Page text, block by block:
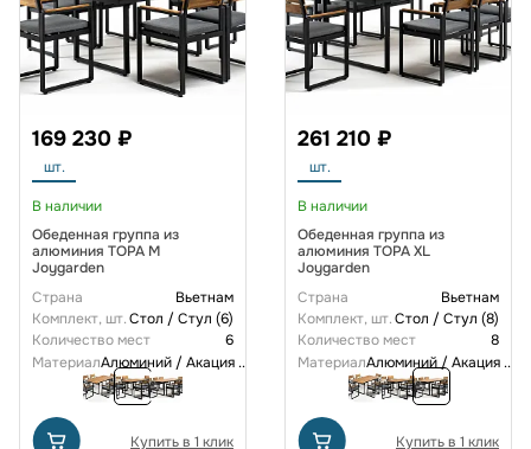
169 230 ₽
шт.
В наличии
Обеденная группа из
алюминия TOPA M
Joygarden
Страна
Вьетнам
Комплект, шт.Стол / Стул (6)
Количество мест
6
МатериалАлюминий / Акация...
Купить в 1 клик
261 210 ₽
шт.
В наличии
Обеденная группа из
алюминия TOPA XL
Joygarden
Страна
Вьетнам
Комплект, шт.Стол / Стул (8)
Количество мест
8
МатериалАлюминий / Акация...
Купить в 1 клик